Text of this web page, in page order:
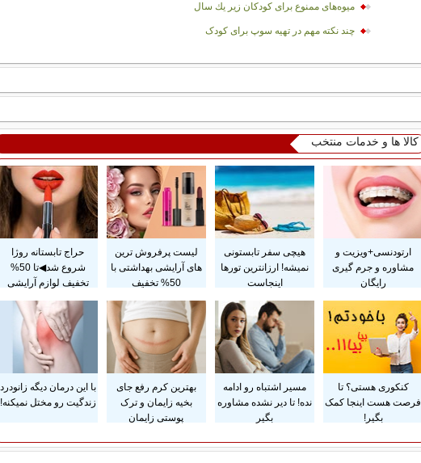
میوه‌های ممنوع برای كودكان زیر یك سال
چند نکته مهم در تهیه سوپ برای کودک
کالا ها و خدمات منتخب
ارتودنسی+ویزیت و
مشاوره و جرم گیری
رایگان
هیچی سفر تابستونی
نمیشه! ارزانترین تورها
اینجاست
لیست پرفروش ترین
های آرایشی بهداشتی با
50% تخفیف
حراج تابستانه روژا
شروع شد◀تا 50%
تخفیف لوازم آرایشی
کنکوری هستی؟ تا
فرصت هست اینجا کمک
بگیر!
مسیر اشتباه رو ادامه
نده! تا دیر نشده مشاوره
بگیر
بهترین کرم رفع جای
بخیه زایمان و ترک
پوستی زایمان
با این درمان دیگه زانودرد
زندگیت رو مختل نمیکنه!